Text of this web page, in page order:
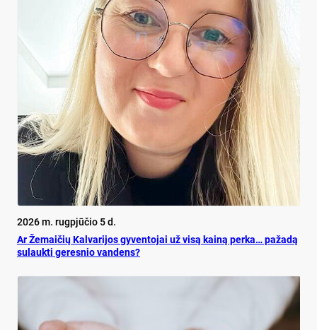
2026 m. rugpjūčio 5 d.
Ar Že­mai­čių Kal­va­ri­jos gy­ven­to­jai už vi­są kai­ną per­ka… pa­ža­dą
su­lauk­ti ge­res­nio van­dens?